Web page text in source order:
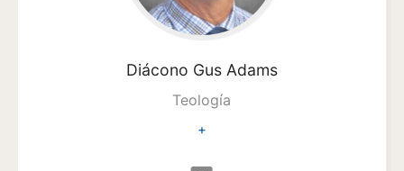
Diácono Gus Adams
Teología
+